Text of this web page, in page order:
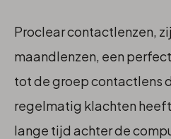
Proclear contactlenzen,
maandlenzen, een
tot de groep contactlens
regelmatig klachten
lange tijd achter de